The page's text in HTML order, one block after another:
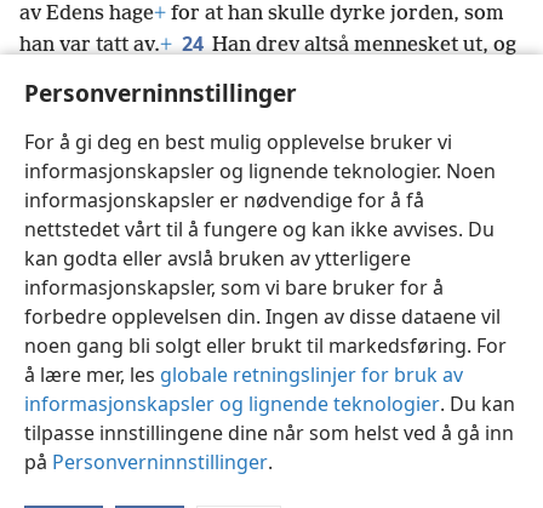
Personverninnstillinger
For å gi deg en best mulig opplevelse bruker vi
informasjonskapsler og lignende teknologier. Noen
informasjonskapsler er nødvendige for å få
nettstedet vårt til å fungere og kan ikke avvises. Du
kan godta eller avslå bruken av ytterligere
informasjonskapsler, som vi bare bruker for å
forbedre opplevelsen din. Ingen av disse dataene vil
noen gang bli solgt eller brukt til markedsføring. For
å lære mer, les globale retningslinjer for bruk av
informasjonskapsler og lignende teknologier. Du kan
tilpasse innstillingene dine når som helst ved å gå inn
på Personverninnstillinger.
av Edens hage+ for at han skulle dyrke jorden, som
han var tatt av.+ 24 Han drev altså mennesket ut, og
flammende sverdbladet som svingte rundt uten
stans. Dette gjorde han for å vokte veien til livets tre.
Norsk Del Innstillinger
Copyright © 2026 Watch Tower Bible and Tract Society of Pennsylvania
Vilkår for bruk Personvern Personverninnstillinger
JW.ORG
Logg inn